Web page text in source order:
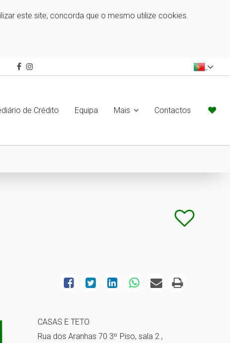
este site, concorda que o mesmo utilize cookies.
de Crédito Equipa Mais Contactos
CASAS E TETO
Rua dos Aranhas 70 3º Piso, sala 2 ,